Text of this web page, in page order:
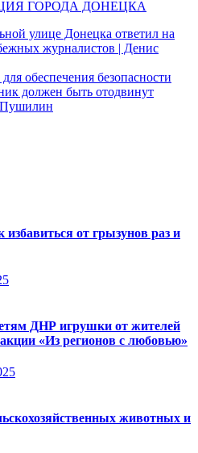
ГОРОДА ДОНЕЦКА
улице Донецка ответил на
журналистов | Денис
обеспечения безопасности
должен быть отодвинут
от грызунов раз и
ДНР игрушки от жителей
«Из регионов с любовью»
животных и